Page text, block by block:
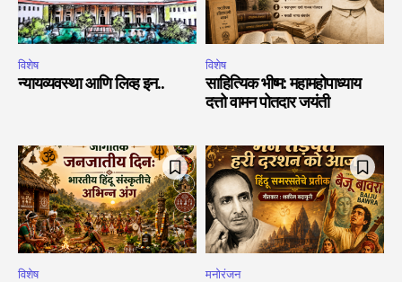
विशेष
न्यायव्यवस्था आणि लिव्ह इन..
विशेष
साहित्यिक भीष्म: महामहोपाध्याय
दत्तो वामन पोतदार जयंती
विशेष मनोरंजन